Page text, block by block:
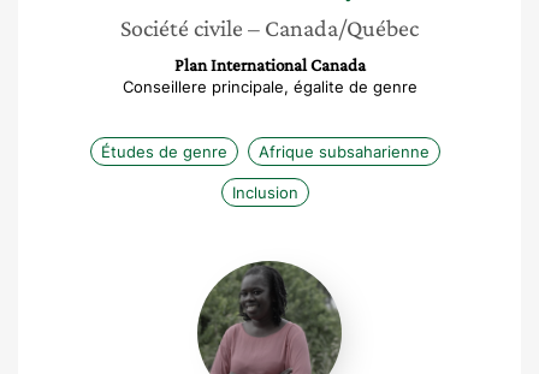
Société civile – Canada/Québec
Plan International Canada
Conseillere principale, égalite de genre
Études de genre Afrique subsaharienne
Inclusion
Ndeye
Mareme
Ndour